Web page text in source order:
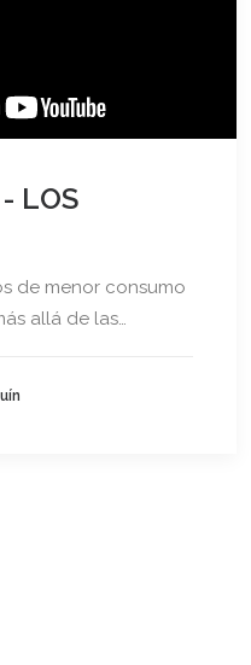
LOS
de menor consumo
allá de las…